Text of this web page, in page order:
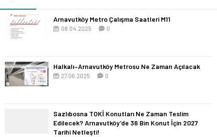
Arnavutköy Metro Çalışma Saatleri M11
08.04.2025 0
Halkalı–Arnavutköy Metrosu Ne Zaman Açılacak
27.06.2025 0
Sazlıbosna TOKİ Konutları Ne Zaman Teslim
Edilecek? Arnavutköy’de 36 Bin Konut İçin 2027
Tarihi Netleşti!